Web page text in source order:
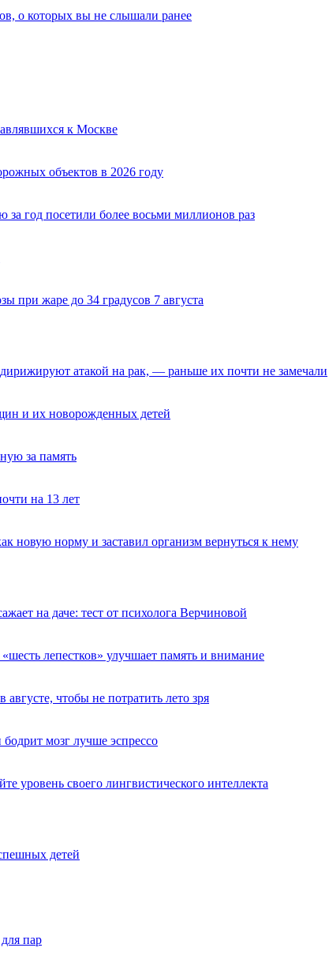
о которых вы не слышали ранее
к Москве
объектов в 2026 году
год посетили более восьми миллионов раз
при жаре до 34 градусов 7 августа
атакой на рак, — раньше их почти не замечали
и их новорожденных детей
за память
на 13 лет
новую норму и заставил организм вернуться к нему
на даче: тест от психолога Верчиновой
лепестков» улучшает память и внимание
чтобы не потратить лето зря
мозг лучше эспрессо
уровень своего лингвистического интеллекта
детей
пар